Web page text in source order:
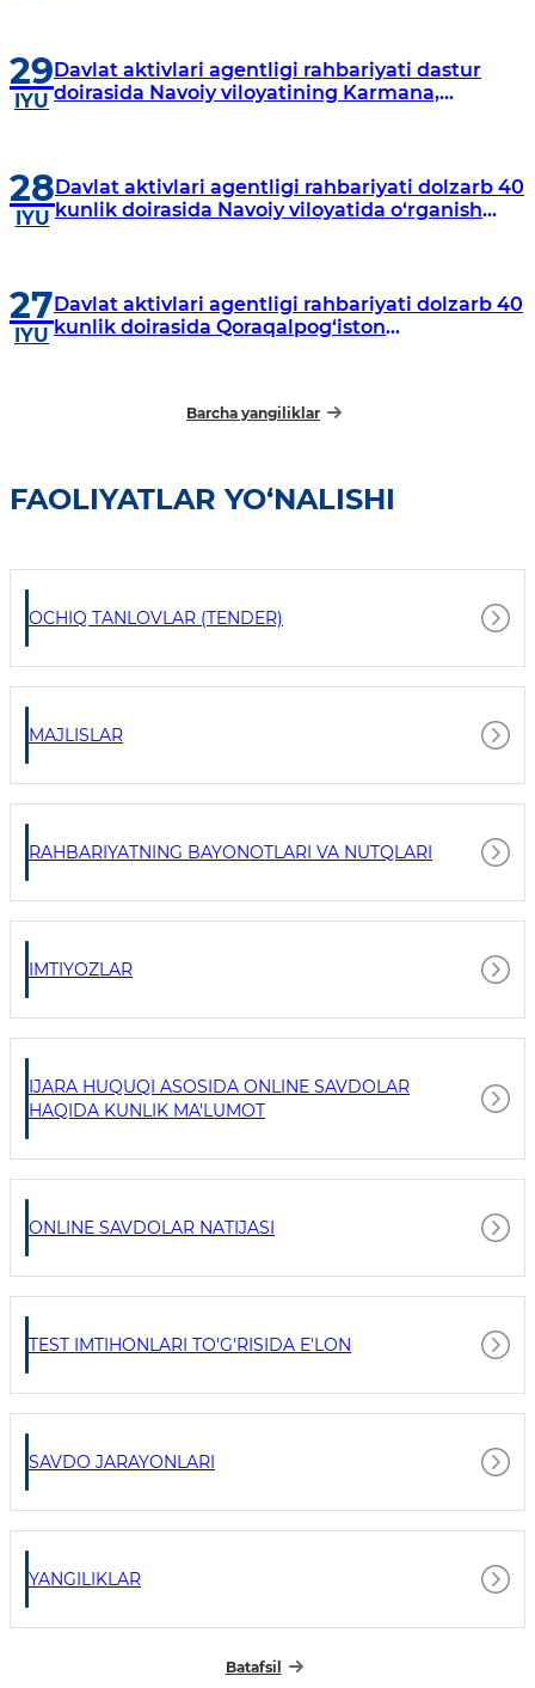
29
IYU
Davlat aktivlari agentligi rahbariyati dastur
doirasida Navoiy viloyatining Karmana,
28
IYU
Davlat aktivlari agentligi rahbariyati dolzarb 40
kunlik doirasida Navoiy viloyatida o‘rganish
27
IYU
Davlat aktivlari agentligi rahbariyati dolzarb 40
kunlik doirasida Qoraqalpog‘iston
Barcha yangiliklar
FAOLIYATLAR YO‘NALISHI
OCHIQ TANLOVLAR (TENDER)
MAJLISLAR
RAHBARIYATNING BAYONOTLARI VA NUTQLARI
IMTIYOZLAR
IJARA HUQUQI ASOSIDA ONLINE SAVDOLAR
HAQIDA KUNLIK MA'LUMOT
ONLINE SAVDOLAR NATIJASI
TEST IMTIHONLARI TO'G'RISIDA E'LON
SAVDO JARAYONLARI
YANGILIKLAR
Batafsil